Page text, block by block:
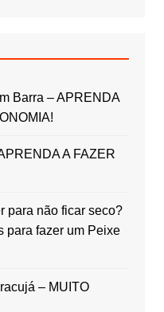
Barra – APRENDA
A FAZER
para não ficar seco?
para fazer um Peixe
– MUITO